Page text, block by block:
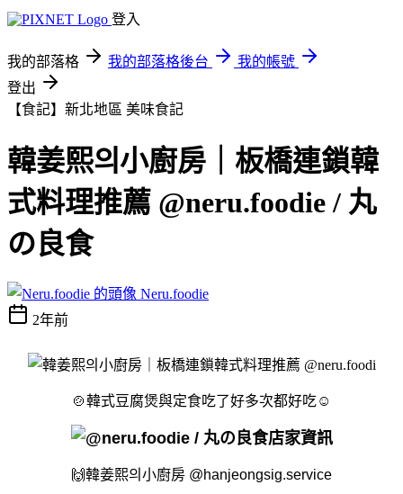
登入
我的部落格 我的部落格後台
我的帳號
登出
【食記】新北地區 美味食記
韓姜熙의小廚房｜板橋連鎖韓
式料理推薦 @neru.foodie / 丸
の良食
Neru.foodie
2年前
🍲韓式豆腐煲與定食吃了好多次都好吃☺️
店家資訊
🙌韓姜熙의小廚房 @hanjeongsig.service